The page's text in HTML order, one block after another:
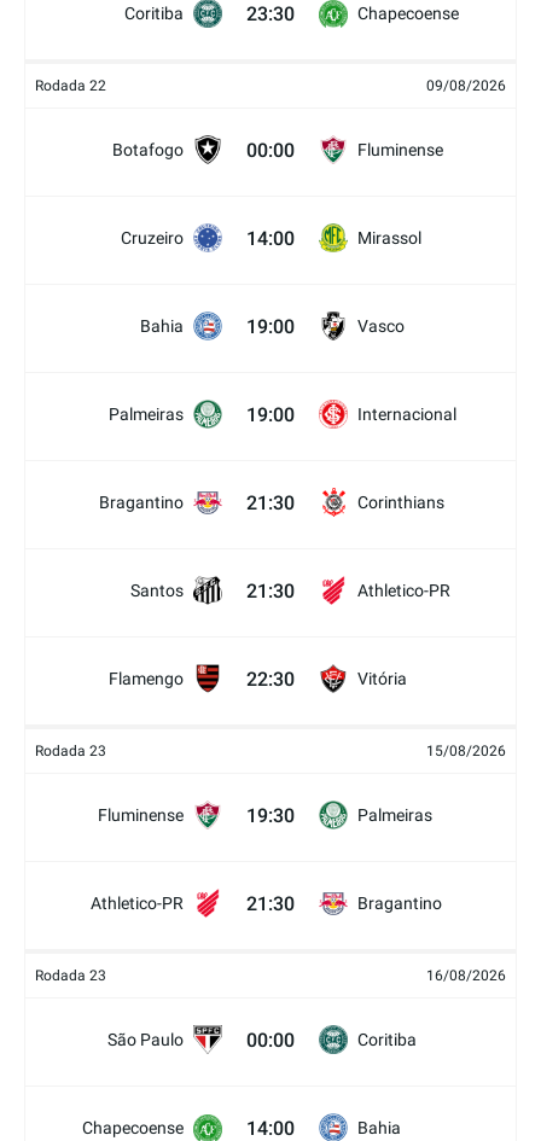
Coritiba 23:30 Chapecoense
Rodada 22 09/08/2026
Botafogo 00:00 Fluminense
Cruzeiro 14:00 Mirassol
Bahia 19:00 Vasco
Palmeiras 19:00 Internacional
Bragantino 21:30 Corinthians
Santos 21:30 Athletico-PR
Flamengo 22:30 Vitória
Rodada 23 15/08/2026
Fluminense 19:30 Palmeiras
Athletico-PR 21:30 Bragantino
Rodada 23 16/08/2026
São Paulo 00:00 Coritiba
Chapecoense 14:00 Bahia